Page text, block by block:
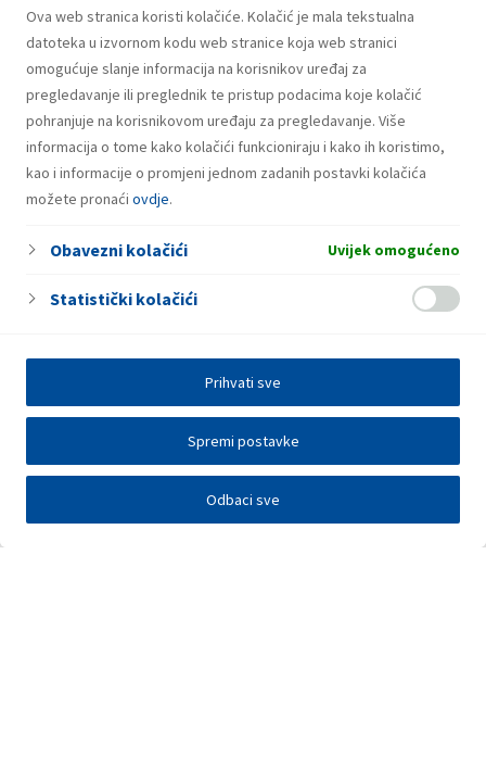
Ova web stranica koristi kolačiće. Kolačić je mala tekstualna
datoteka u izvornom kodu web stranice koja web stranici
omogućuje slanje informacija na korisnikov uređaj za
pregledavanje ili preglednik te pristup podacima koje kolačić
pohranjuje na korisnikovom uređaju za pregledavanje. Više
informacija o tome kako kolačići funkcioniraju i kako ih koristimo,
kao i informacije o promjeni jednom zadanih postavki kolačića
možete pronaći ovdje.
Obavezni kolačići Uvijek omogućeno
Statistički kolačići
Odbaci sve
Spremi postavke
Prihvati sve
prvom polugodištu 2026.